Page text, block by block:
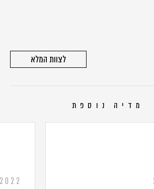
לצוות המלא
מדיה נוספת